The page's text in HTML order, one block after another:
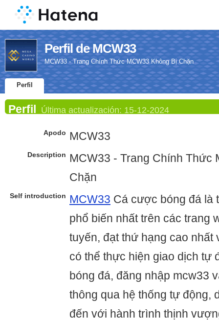
Perfil de MCW33
MCW33 - Trang Chính Thức MCW33 Không Bị Chặn
Perfil
Perfil Última actualización: 15-12-2024
Apodo MCW33
Description
MCW33 - Trang Chính Thức
Chặn
Self introduction MCW33 Cá cược bóng đá là
phổ biến nhất trên các trang
tuyến, đạt thứ hạng cao nhất
có thể thực hiện giao dịch tự
bóng đá, đăng nhập mcw33
thông qua hệ thống tự động,
đến với hành trình thịnh